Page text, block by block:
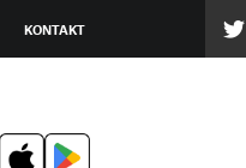
KONTAKT